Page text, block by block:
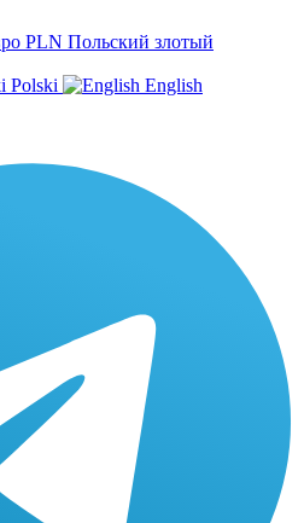
PLN Польский злотый
Polski
English